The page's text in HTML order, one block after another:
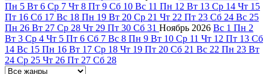
Пн 5 Вт 6 Ср 7 Чт 8 Пт 9 Сб 10 Вс 11 Пн 12 Вт 13 Ср 14 Чт 15
Пт 16 Сб 17 Вс 18 Пн 19 Вт 20 Ср 21 Чт 22 Пт 23 Сб 24 Вс 25
Пн 26 Вт 27 Ср 28 Чт 29 Пт 30 Сб 31 Ноябрь 2026 Вс 1 Пн 2
Вт 3 Ср 4 Чт 5 Пт 6 Сб 7 Вс 8 Пн 9 Вт 10 Ср 11 Чт 12 Пт 13 Сб
14 Вс 15 Пн 16 Вт 17 Ср 18 Чт 19 Пт 20 Сб 21 Вс 22 Пн 23 Вт
24 Ср 25 Чт 26 Пт 27 Сб 28